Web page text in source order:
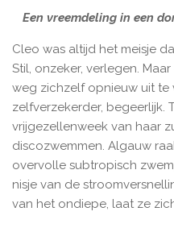
Een vreemdeling in een
Cleo was altijd het meisje
Stil, onzeker, verlegen.
weg zichzelf opnieuw uit te
zelfverzekerder, begeerlijk.
vrijgezellenweek van haar
discozwemmen. Algauw
overvolle subtropisch
nisje van de
van het ondiepe, laat ze